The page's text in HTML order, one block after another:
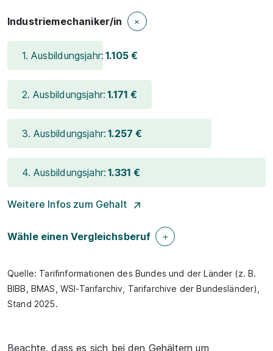
Industriemechaniker/in
1. Ausbildungsjahr: 1.105 €
2. Ausbildungsjahr: 1.171 €
3. Ausbildungsjahr: 1.257 €
4. Ausbildungsjahr: 1.331 €
Weitere Infos zum Gehalt
Wähle einen Vergleichsberuf
Quelle: Tarifinformationen des Bundes und der Länder (z. B.
BIBB, BMAS, WSI-Tarifarchiv, Tarifarchive der Bundesländer),
Stand 2025.
Beachte, dass es sich bei den Gehältern um